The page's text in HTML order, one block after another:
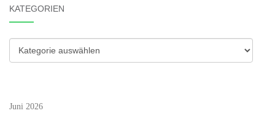
KATEGORIEN
Kategorien
Juni 2026